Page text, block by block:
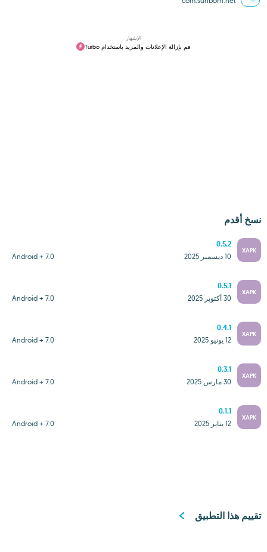
الإشهار
قم بإزالة الإعلانات والمزيد باستخدام Turbo
نسخ أقدم
XAPK
0.5.2
Android + 7.0 10 ديسمبر 2025
XAPK
0.5.1
Android + 7.0 30 أكتوبر 2025
XAPK
0.4.1
Android + 7.0 12 يونيو 2025
XAPK
0.3.1
Android + 7.0 30 مارس 2025
XAPK
0.1.1
Android + 7.0 12 يناير 2025
تقييم هذا التطبيق